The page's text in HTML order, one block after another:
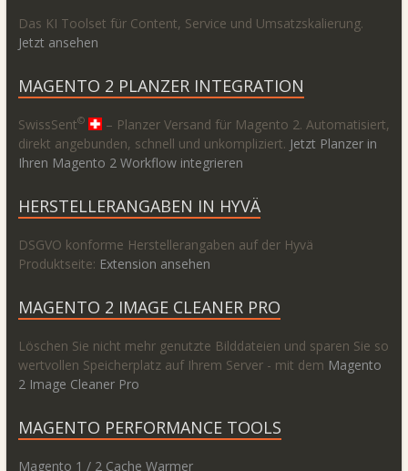
Das KI Toolset für Content, Service und Umsatzskalierung.
Jetzt ansehen
MAGENTO 2 PLANZER INTEGRATION
SwissSent©
– Planzer Versand für Magento 2. Automatisiert,
direkt angebunden, schnell und unkompliziert. Jetzt Planzer in
Ihren Magento 2 Workflow integrieren
HERSTELLERANGABEN IN HYVÄ
DSGVO konforme Herstellerangaben auf der Hyvä
Produktseite: Extension ansehen
MAGENTO 2 IMAGE CLEANER PRO
Löschen Sie nicht mehr genutzte Bilddateien und sparen Sie so
wertvollen Speicherplatz auf Ihrem Server - mit dem Magento
2 Image Cleaner Pro
MAGENTO PERFORMANCE TOOLS
Magento 1 / 2 Cache Warmer